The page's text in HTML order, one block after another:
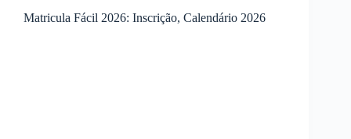
Matricula Fácil 2026: Inscrição, Calendário 2026